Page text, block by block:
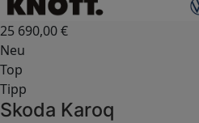
25 690,00€
Neu
Top
Tipp
Skoda Karoq